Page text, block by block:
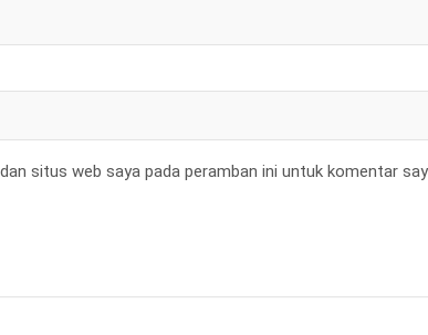
situs web saya pada peramban ini untuk komentar